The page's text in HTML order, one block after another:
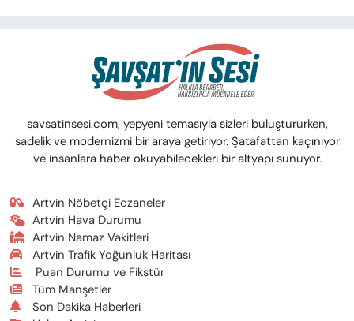
savsatinsesi.com, yepyeni temasıyla sizleri buluştururken,
sadelik ve modernizmi bir araya getiriyor. Şatafattan kaçınıyor
ve insanlara haber okuyabilecekleri bir altyapı sunuyor.
Artvin Nöbetçi Eczaneler
Artvin Hava Durumu
Artvin Namaz Vakitleri
Artvin Trafik Yoğunluk Haritası
Puan Durumu ve Fikstür
Tüm Manşetler
Son Dakika Haberleri